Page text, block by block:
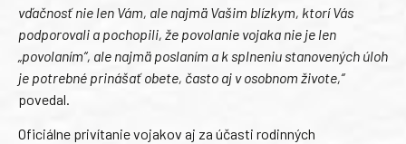
vďačnosť nie len Vám, ale najmä Vašim blízkym, ktorí Vás
podporovali a pochopili, že povolanie vojaka nie je len
„povolaním“, ale najmä poslaním a k splneniu stanovených úloh
je potrebné prinášať obete, často aj v osobnom živote,“
povedal.
Oficiálne privítanie vojakov aj za účasti rodinných